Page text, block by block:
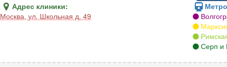
Адрес клиники:
Москва, ул. Школьная д. 49
Серп и